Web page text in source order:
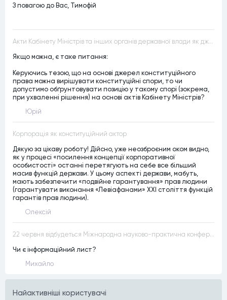
З повагою до Вас, Тимофій
Акти Кабінету Міністрів та інших органів державної влади як джерела конституційного права
Якщо можна, є таке питання:
Керуючись тезою, що на основі джерел конституційного
права можна вирішувати конституційні спори, то чи
допустимо обґрунтовувати позицію у такому спорі (зокрема,
при ухваленні рішення) на основі актів Кабінету Міністрів?
Юрій
Корпорація як конституційний актор
Дякую за цікаву роботу! Дійсно, уже неозброєним оком видно,
як у процесі «посилення концепції корпоративної
особистості» останні перетягують на себе все більший
масив функцій держави. У цьому аспекті держави, мабуть,
мають забезпечити «подвійне гарантування» прав людини
(гарантувати виконання «Левіафанами» ХХІ століття функцій
гарантів прав людини).
Олексій
22 червня відбудеться Міжнародна науково-практична конференція “Конституційна демократія в умовах загроз територіальній цілісності та національній безпеці”
Чи є інформаційний лист?
Михайло
Найактивнiшi користувачi